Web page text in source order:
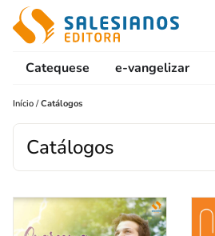
Catequese e-vangelizar
Início /Catálogos
Catálogos